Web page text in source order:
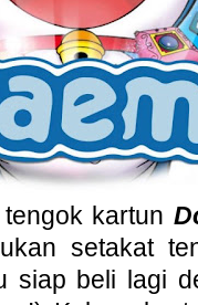
kartun
setakat
siap beli lagi